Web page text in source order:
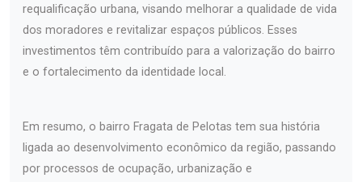
requalificação urbana, visando melhorar a qualidade de vida
dos moradores e revitalizar espaços públicos. Esses
investimentos têm contribuído para a valorização do bairro
e o fortalecimento da identidade local.
Em resumo, o bairro Fragata de Pelotas tem sua história
ligada ao desenvolvimento econômico da região, passando
por processos de ocupação, urbanização e